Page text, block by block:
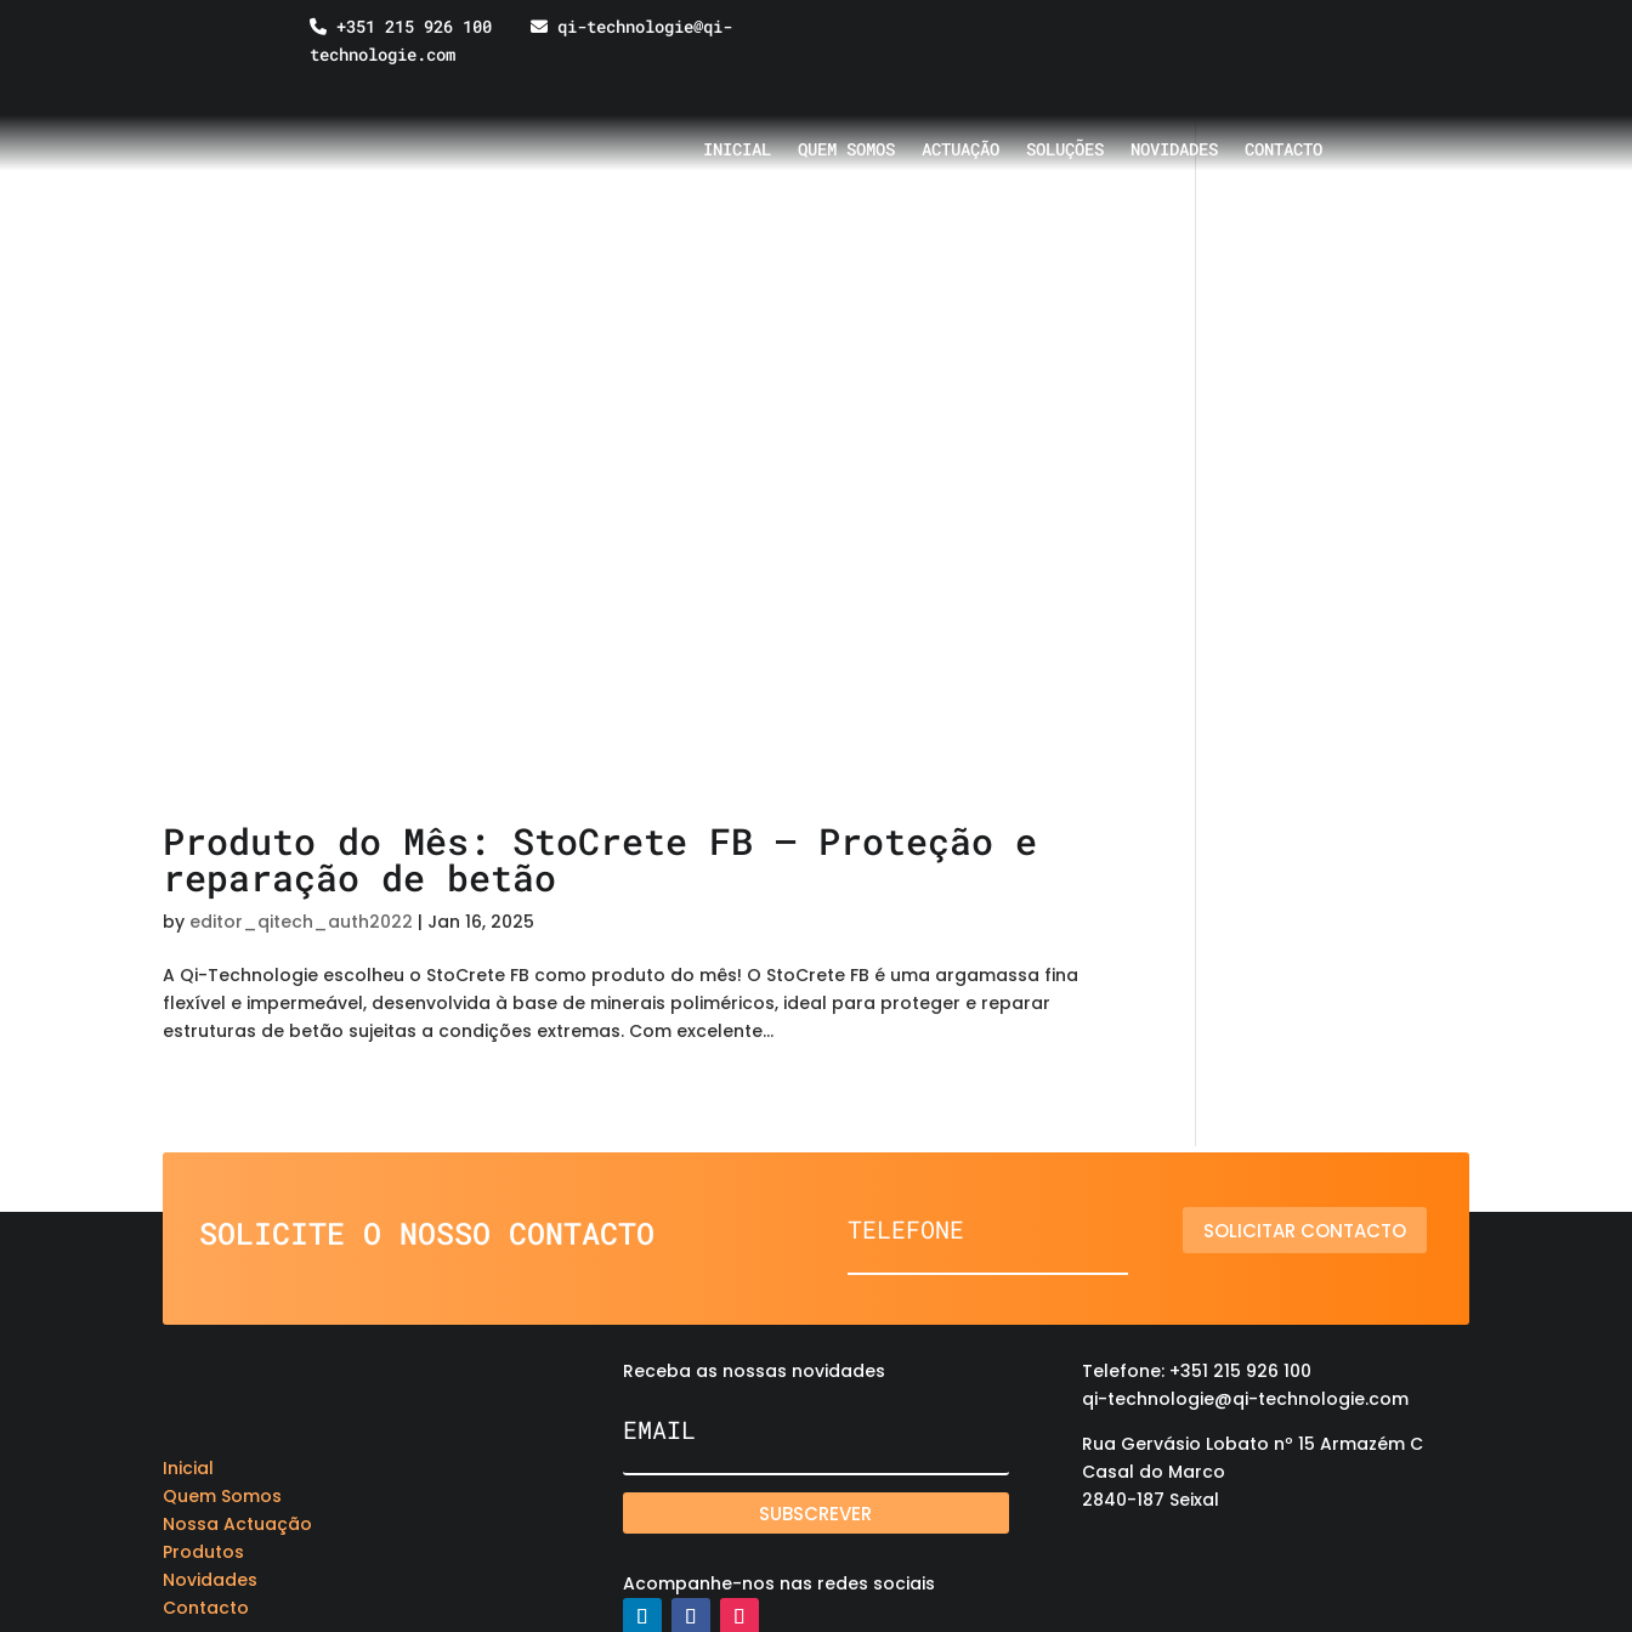
+351 215 926 100
qi-technologie@qi-
technologie.com
INICIAL QUEM SOMOS ACTUAÇÃO SOLUÇÕES NOVIDADES CONTACTO
Produto do Mês: StoCrete FB – Proteção e
reparação de betão
by editor_qitech_auth2022 | Jan 16, 2025
A Qi-Technologie escolheu o StoCrete FB como produto do mês! O StoCrete FB é uma argamassa fina
flexível e impermeável, desenvolvida à base de minerais poliméricos, ideal para proteger e reparar
estruturas de betão sujeitas a condições extremas. Com excelente...
SOLICITE O NOSSO CONTACTO SOLICITAR CONTACTO
Inicial
Quem Somos
Nossa Actuação
Produtos
Novidades
Contacto
Receba as nossas novidades
SUBSCREVER
Acompanhe-nos nas redes sociais
Telefone: +351 215 926 100
qi-technologie@qi-technologie.com
Rua Gervásio Lobato nº 15 Armazém C
Casal do Marco
2840-187 Seixal